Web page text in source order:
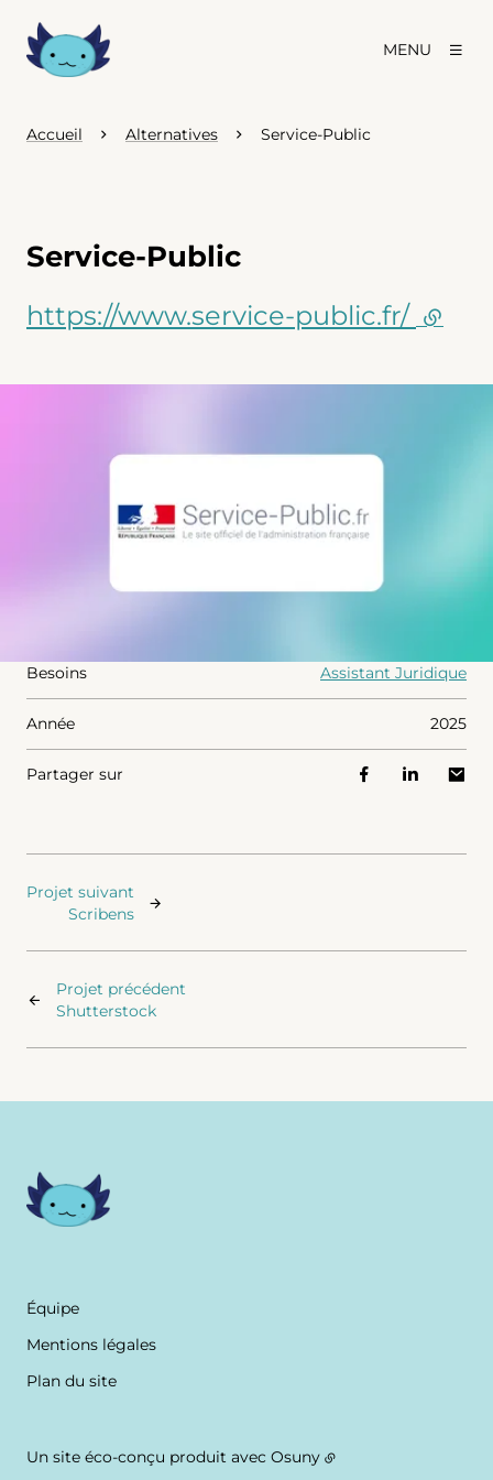
MENU
Accueil Alternatives Service-Public
Service-Public
https://www.service-public.fr/ (lien
Besoins Assistant Juridique
Année 2025
Partager sur
Projet précédent
Shutterstock
Projet suivant
Scribens
Équipe
Mentions légales
Plan du site
Un site éco-conçu produit avec Osuny